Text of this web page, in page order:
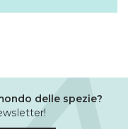
delle spezie?